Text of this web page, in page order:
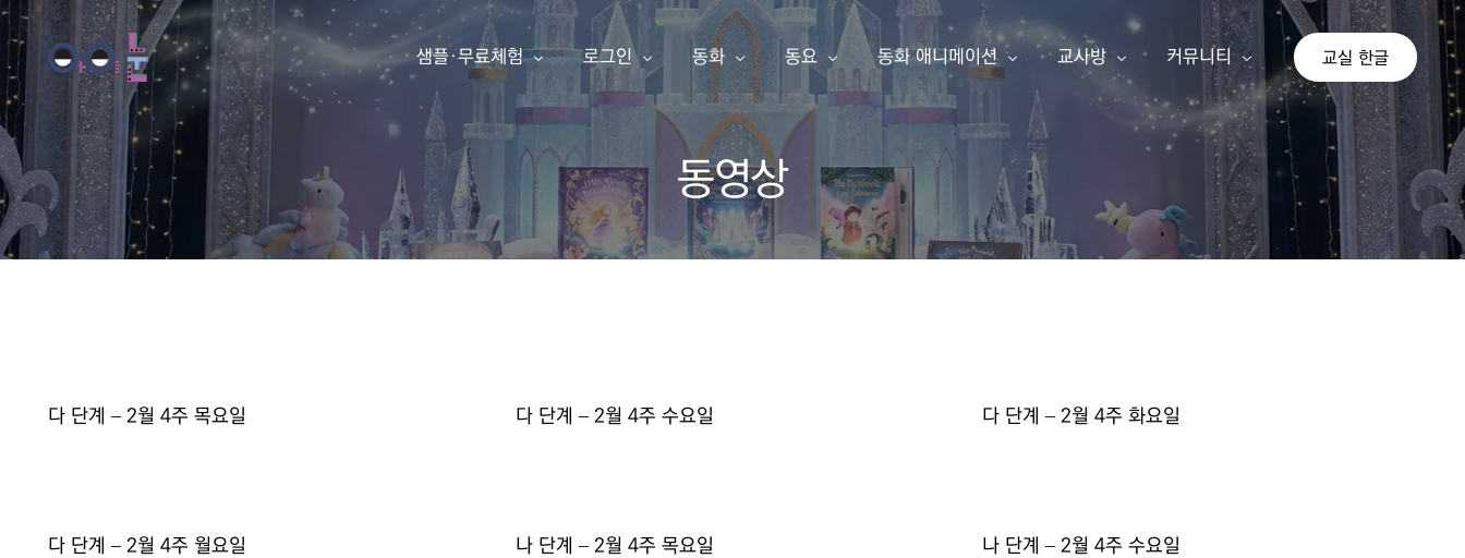
샘플·무료체험
한글 동화책 샘플
영어 동화책 샘플
동요
동요 샘플
아이눈 소개
로그인
동화책 만들기
내 동화책
구독 신청
동화
아이눈 이북
한글 동화책
영어 동화책
동요
아이눈 음악
주니어 싱어
동화 애니메이션
아이눈 동영상
동화 애니메이션
교사방
교사 등업신청
교실 한글
커뮤니티
공지사항
자유게시판
기존 게시판
교실 한글
동영상
다 단계 – 2월 4주 목요일 다 단계 – 2월 4주 수요일 다 단계 – 2월 4주 화요일
다 단계 – 2월 4주 월요일 나 단계 – 2월 4주 목요일 나 단계 – 2월 4주 수요일